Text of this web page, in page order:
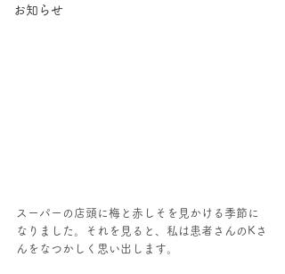
お知らせ
スーパーの店頭に梅と赤しそを見かける季節に
なりました。それを見ると、私は患者さんのKさ
んをなつかしく思い出します。